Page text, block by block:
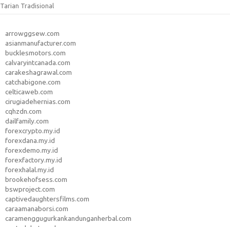
Tarian Tradisional
arrowggsew.com
asianmanufacturer.com
bucklesmotors.com
calvaryintcanada.com
carakeshagrawal.com
catchabigone.com
celticaweb.com
cirugiadehernias.com
cqhzdn.com
dailfamily.com
forexcrypto.my.id
forexdana.my.id
forexdemo.my.id
forexfactory.my.id
forexhalal.my.id
brookehofsess.com
bswproject.com
captivedaughtersfilms.com
caraamanaborsi.com
caramenggugurkankandunganherbal.com